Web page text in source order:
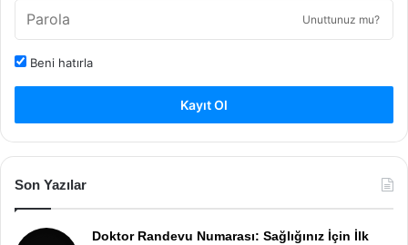
Unuttunuz mu?
Beni hatırla
Kayıt Ol
Son Yazılar
Doktor Randevu Numarası: Sağlığınız İçin İlk